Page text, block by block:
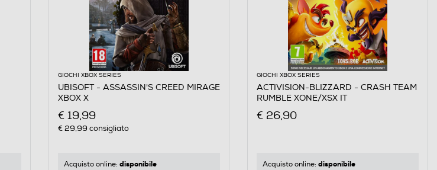
GIOCHI XBOX SERIES
UBISOFT - ASSASSIN'S CREED MIRAGE
XBOX X
€ 19,99
€ 29,99 consigliato
Acquisto online: disponibile
GIOCHI XBOX SERIES
ACTIVISION-BLIZZARD - CRASH TEAM
RUMBLE XONE/XSX IT
€ 26,90
Acquisto online: disponibile